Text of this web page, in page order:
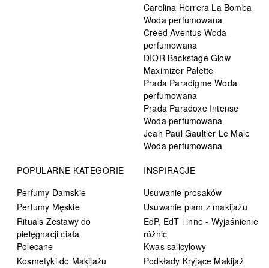
Carolina Herrera La Bomba
Woda perfumowana
Creed Aventus Woda
perfumowana
DIOR Backstage Glow
Maximizer Palette
Prada Paradigme Woda
perfumowana
Prada Paradoxe Intense
Woda perfumowana
Jean Paul Gaultier Le Male
Woda perfumowana
POPULARNE KATEGORIE
Perfumy Damskie
Perfumy Męskie
Rituals Zestawy do
pielęgnacji ciała
Polecane
Kosmetyki do Makijażu
INSPIRACJE
Usuwanie prosaków
Usuwanie plam z makijażu
EdP, EdT i inne - Wyjaśnienie
różnic
Kwas salicylowy
Podkłady Kryjące Makijaż